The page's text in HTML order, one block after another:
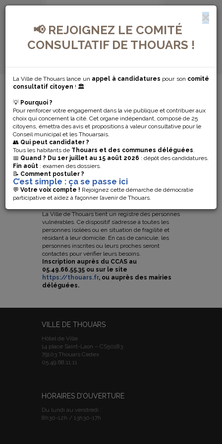
📢 REJOIGNEZ LE COMITÉ
CONSULTATIF DE THOUARS !
La Ville de Thouars lance un appel à candidatures pour son comité
consultatif citoyen ! 🏛️
💡 Pourquoi ?
Pour renforcer votre engagement dans la vie publique et contribuer aux
choix qui concernent la cité. Cet organe indépendant, composé de 25
citoyens, émettra des avis et propositions à valeur consultative pour le
Conseil municipal et les Thouarsais.
👥 Qui peut candidater ?
Tous les habitants de Thouars et des communes déléguées.
📅 Quand ? Du 1er juillet au 15 août 2026 : dépôt des candidatures.
Fin août : examen des dossiers.
📝 Comment postuler ?
C’est simple : ça se passe ici
💬 Votre voix compte ! Rejoignez cette démarche de démocratie
participative et aidez à façonner l’avenir de Thouars.
MENU DE NAVIGATION...
PLAN
CANICULE
PENSEZ À VOUS
INSCRIRE
PLAN CANICULE
La Ville de Thouars tient un registre des personnes
vulnérables. Ce dispositif s’adresse à toutes les
personnes isolées ou en situation de fragilité et
résidant à leur domicile. En cas de canicule, les
personnes inscrites ou leurs proches seront
contactés pour vérifier leurs besoins.
Inscription auprès du CCAS au
05.49.66.55.35 ou sur le site
https://thouars.fr, ou auprès des mairies
déléguées.
VILLE DE THOUARS
Hôtel de Ville
14 place Saint-Laon – CS50183
79103 Thouars Cedex
05.49.68.11.11
HORAIRES D’OUVERTURE
Du lundi au vendredi :
8h30-12h / 13h30-17h